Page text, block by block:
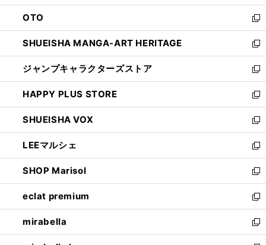
ウ
で
開
く
ン
ド
ウ
で
開
く
OTO
新
し
い
ウ
ィ
ン
ド
ウ
で
開
く
SHUEISHA MANGA-ART HERITAGE
新
し
い
ウ
ィ
ン
ド
ウ
で
開
く
ジャンプキャラクターズストア
新
し
い
ウ
ィ
ン
ド
ウ
で
開
く
HAPPY PLUS STORE
新
し
い
ウ
ィ
ン
ド
ウ
で
開
く
SHUEISHA VOX
新
し
い
ウ
ィ
ン
ド
ウ
で
開
LEEマルシェ
新
し
い
ウ
ィ
ン
ド
ウ
SHOP Marisol
新
し
い
ウ
ィ
ン
eclat premium
新
し
い
ウ
mirabella
新
し